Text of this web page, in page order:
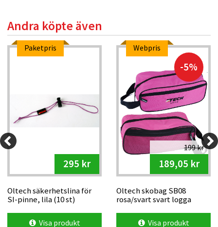
Andra köpte även
Paketpris
295 kr
Oltech säkerhetslina för
SI-pinne, lila (10 st)
Visa produkt
Webpris
-5%
199 kr
189,05 kr
Oltech skobag SB08
rosa/svart svart logga
Visa produkt